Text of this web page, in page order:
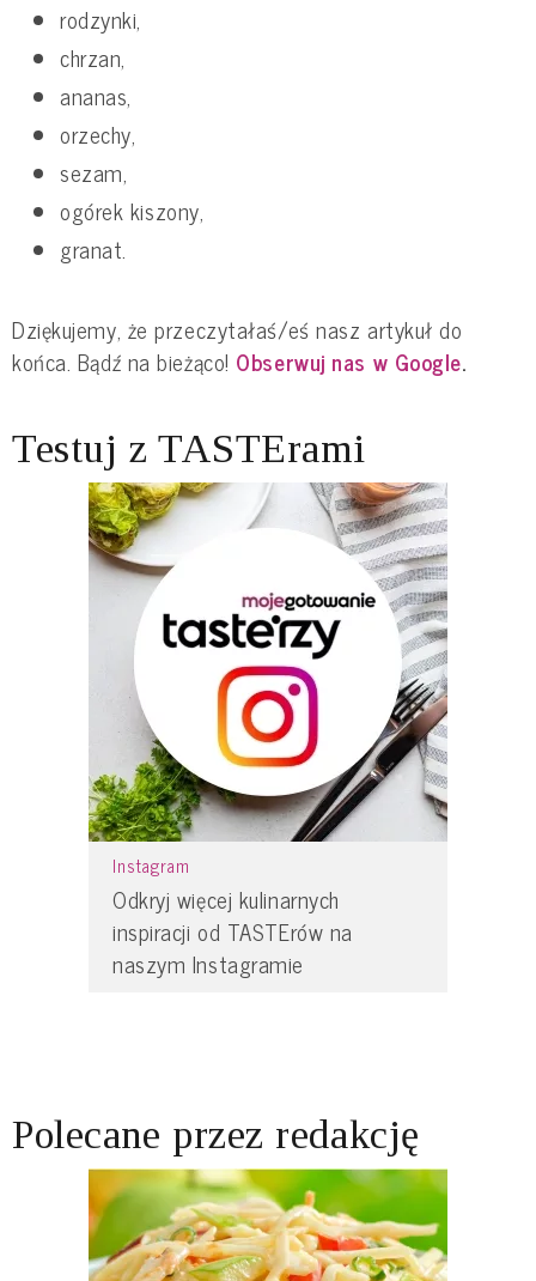
rodzynki,
chrzan,
ananas,
orzechy,
sezam,
ogórek kiszony,
granat.
Dziękujemy, że przeczytałaś/eś nasz artykuł do
końca. Bądź na bieżąco! Obserwuj nas w Google.
Testuj z TASTErami
Instagram
Odkryj więcej kulinarnych
inspiracji od TASTErów na
naszym Instagramie
Polecane przez redakcję